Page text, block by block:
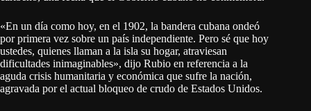
«En un día como hoy, en el 1902, la bandera cubana ondeó
por primera vez sobre un país independiente. Pero sé que hoy
ustedes, quienes llaman a la isla su hogar, atraviesan
dificultades inimaginables», dijo Rubio en referencia a la
aguda crisis humanitaria y económica que sufre la nación,
agravada por el actual bloqueo de crudo de Estados Unidos.